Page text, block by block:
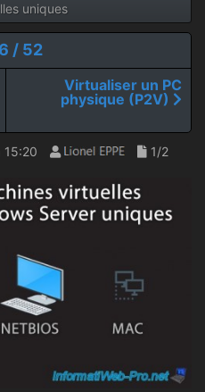
uniques
/ 52
Virtualiser un PC
physique (P2V)
15:20 1/2